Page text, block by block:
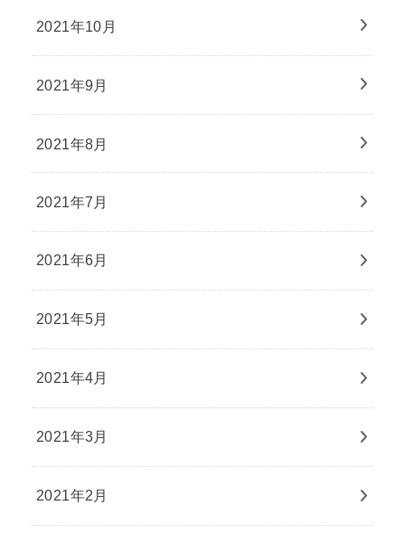
2021年10月
2021年9月
2021年8月
2021年7月
2021年6月
2021年5月
2021年4月
2021年3月
2021年2月